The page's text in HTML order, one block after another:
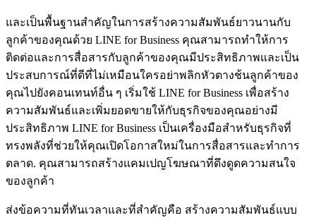
และเป็นพื้นฐานสำคัญในการสร้างความสัมพันธ์ยาวนานกับ
ลูกค้าของคุณด้วย LINE for Business คุณสามารถทำให้การ
ติดต่อและการสื่อสารกับลูกค้าของคุณมีประสิทธิภาพและเป็น
ประสบการณ์ที่ดีที่ไม่เหมือนใครอย่าพลิกหัวตางช้นลูกค้าของ
คุณไปยังคอนเทนท์อื่น ๆ เริ่มใช้ LINE for Business เพื่อสร้าง
ความสัมพันธ์และเพิ่มยอดขายให้กับธุรกิจของคุณอย่างมี
ประสิทธิภาพ LINE for Business เป็นเครื่องมือสำหรับธุรกิจที่
ทรงพลังที่ช่วยให้คุณเปิดโอกาสใหม่ในการสื่อสารและทำการ
ตลาด. คุณสามารถสร้างแคมเปญโฆษณาที่ดึงดูดความสนใจ
ของลูกค้า
ส่งข้อความที่ทันเวลาและที่สำคัญคือ สร้างความสัมพันธ์แบบ